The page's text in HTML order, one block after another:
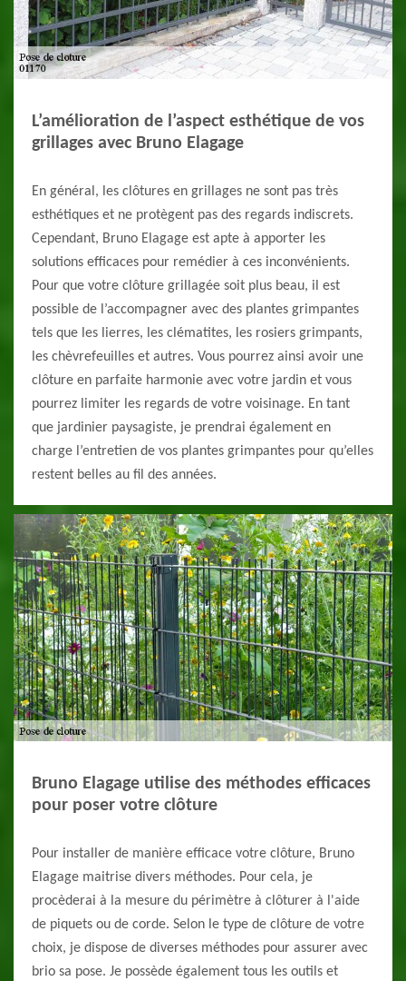
L’amélioration de l’aspect esthétique de vos
grillages avec Bruno Elagage
En général, les clôtures en grillages ne sont pas très
esthétiques et ne protègent pas des regards indiscrets.
Cependant, Bruno Elagage est apte à apporter les
solutions efficaces pour remédier à ces inconvénients.
Pour que votre clôture grillagée soit plus beau, il est
possible de l’accompagner avec des plantes grimpantes
tels que les lierres, les clématites, les rosiers grimpants,
les chèvrefeuilles et autres. Vous pourrez ainsi avoir une
clôture en parfaite harmonie avec votre jardin et vous
pourrez limiter les regards de votre voisinage. En tant
que jardinier paysagiste, je prendrai également en
charge l’entretien de vos plantes grimpantes pour qu’elles
restent belles au fil des années.
Bruno Elagage utilise des méthodes efficaces
pour poser votre clôture
Pour installer de manière efficace votre clôture, Bruno
Elagage maitrise divers méthodes. Pour cela, je
procèderai à la mesure du périmètre à clôturer à l'aide
de piquets ou de corde. Selon le type de clôture de votre
choix, je dispose de diverses méthodes pour assurer avec
brio sa pose. Je possède également tous les outils et